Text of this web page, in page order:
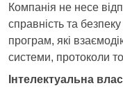
Компанія не несе
справність та
програм, які
системи, протоколи
Інтелектуальна